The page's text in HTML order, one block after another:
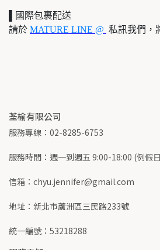
▌國際包裹配送
請於 MATURE LINE @ 私訊我們，
荃榆有限公司
服務專線：02-8285-6753
服務時間：週一到週五 9:00-18:00 (例假
信箱：chyu.jennifer@gmail.com
地址：新北市蘆洲區三民路233號
統一編號：53218288